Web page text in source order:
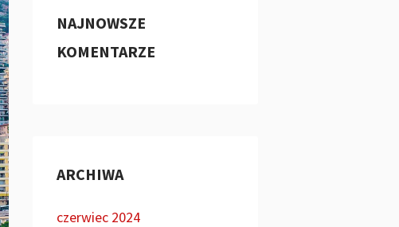
NAJNOWSZE
KOMENTARZE
ARCHIWA
czerwiec 2024